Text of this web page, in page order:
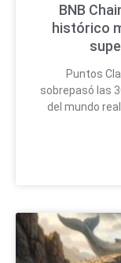
BNB
histórico
Puntos
sobrepasó las
del mundo